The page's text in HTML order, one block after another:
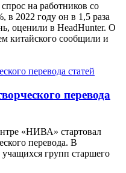
на работников со
в 2022 году он в 1,5 раза
оценили в HeadHunter. О
китайского сообщили и
перевода
«НИВА» стартовал
перевода. В
групп старшего